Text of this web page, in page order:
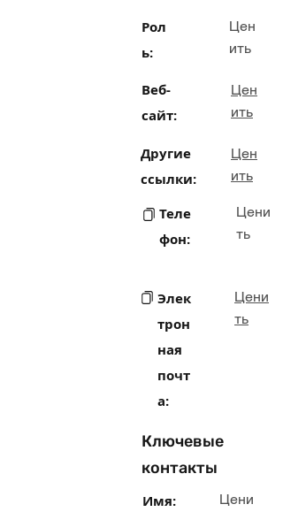
Рол
ь:
Цен
ить
Веб-
сайт:
Цен
ить
Другие
ссылки:
Цен
ить
Теле
фон:
Цени
ть
Элек
трон
ная
почт
а:
Цени
ть
Ключевые
контакты
Имя:
Цени